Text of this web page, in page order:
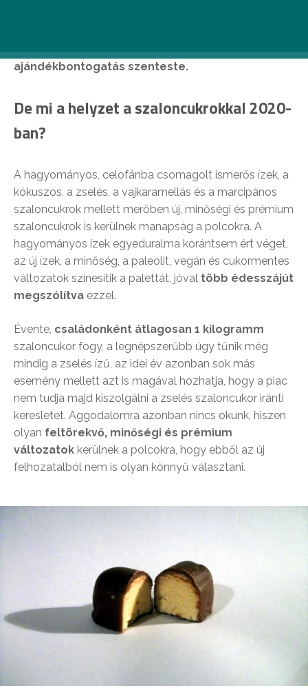
néhány szemet ugyanakkora öröm volt, mint az
ajándékbontogatás szenteste.
De mi a helyzet a szaloncukrokkal 2020-
ban?
A hagyományos, celofánba csomagolt ismerős ízek, a
kókuszos, a zselés, a vajkaramellás és a marcipános
szaloncukrok mellett merőben új, minőségi és prémium
szaloncukrok is kerülnek manapság a polcokra. A
hagyományos ízek egyeduralma korántsem ért véget,
az új ízek, a minőség, a paleolit, vegán és cukormentes
változatok színesítik a palettát, jóval több édesszájút
megszólítva ezzel.
Évente, családonként átlagosan 1 kilogramm
szaloncukor fogy, a legnépszerűbb úgy tűnik még
mindig a zselés ízű, az idei év azonban sok más
esemény mellett azt is magával hozhatja, hogy a piac
nem tudja majd kiszolgálni a zselés szaloncukor iránti
keresletet. Aggodalomra azonban nincs okunk, hiszen
olyan feltörekvő, minőségi és prémium
változatok kerülnek a polcokra, hogy ebből az új
felhozatalból nem is olyan könnyű választani.